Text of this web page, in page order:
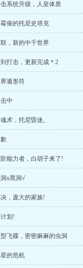
系统升级，人皇体质
催的托尼史塔克
，新的中千世界
打击，更新完成＊2
遁形符
中
术，托尼昏迷。
能力者，白胡子来了!
x黑洞√
，庞大的家族!
划!
飞碟，密密麻麻的虫洞
的危机